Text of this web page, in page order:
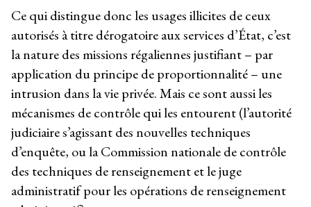
Ce qui distingue donc les usages illicites de ceux
autorisés à titre dérogatoire aux services d’État, c’est
la nature des missions régaliennes justifiant – par
application du principe de proportionnalité – une
intrusion dans la vie privée. Mais ce sont aussi les
mécanismes de contrôle qui les entourent (l’autorité
judiciaire s’agissant des nouvelles techniques
d’enquête, ou la Commission nationale de contrôle
des techniques de renseignement et le juge
administratif pour les opérations de renseignement